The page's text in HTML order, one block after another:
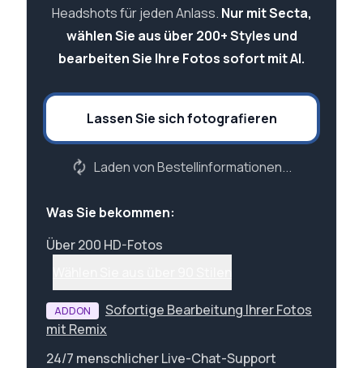
Headshots für jeden Anlass. Nur mit Secta,
wählen Sie aus über 200+ Styles und
bearbeiten Sie Ihre Fotos sofort mit AI.
Lassen Sie sich fotografieren
Laden von Bestellinformationen...
Was Sie bekommen:
Über 200 HD-Fotos
ADDON
Sofortige Bearbeitung Ihrer Fotos
mit Remix
24/7 menschlicher Live-Chat-Support